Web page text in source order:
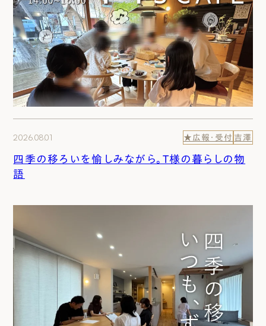
2026.08.01 ★広報・受付 吉澤
四季の移ろいを愉しみながら。T様の暮らしの物
語